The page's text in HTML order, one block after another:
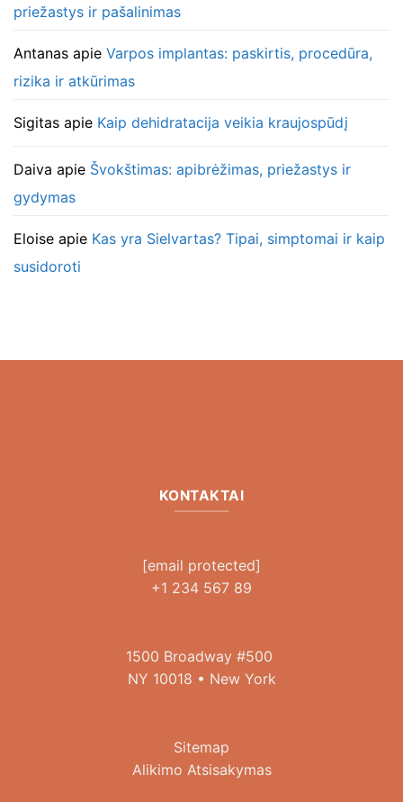
priežastys ir pašalinimas
Antanas apie Varpos implantas: paskirtis, procedūra,
rizika ir atkūrimas
Sigitas apie Kaip dehidratacija veikia kraujospūdį
Daiva apie Švokštimas: apibrėžimas, priežastys ir
gydymas
Eloise apie Kas yra Sielvartas? Tipai, simptomai ir kaip
susidoroti
KONTAKTAI
[email protected]
+1 234 567 89
1500 Broadway #500
NY 10018 • New York
Sitemap
Alikimo Atsisakymas